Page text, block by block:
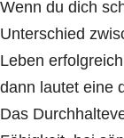
Wenn du dich
Unterschied
Leben
dann lautet eine
Das